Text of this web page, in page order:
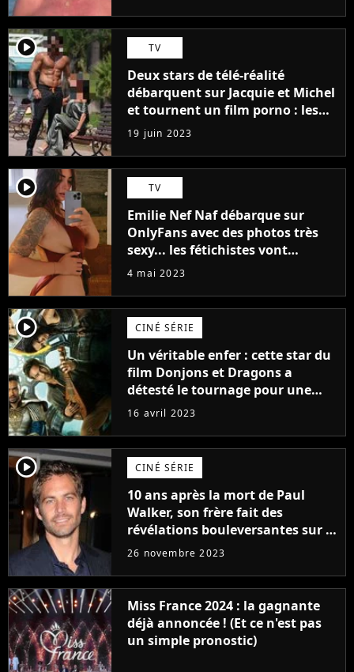
player2 TV
Deux stars de télé-réalité
débarquent sur Jacquie et Michel
et tournent un film porno : les
premières images du tournage
(exclu)
19 juin 2023
player2 TV
Emilie Nef Naf débarque sur
OnlyFans avec des photos très
sexy... les fétichistes vont
prendre leur pied !
4 mai 2023
player2 CINÉ SÉRIE
Un véritable enfer : cette star du
film Donjons et Dragons a
détesté le tournage pour une
raison très spéciale
16 avril 2023
player2 CINÉ SÉRIE
10 ans après la mort de Paul
Walker, son frère fait des
révélations bouleversantes sur la
réaction des acteurs de Fast and
26 novembre 2023
Miss France 2024 : la gagnante
déjà annoncée ! (Et ce n'est pas
un simple pronostic)